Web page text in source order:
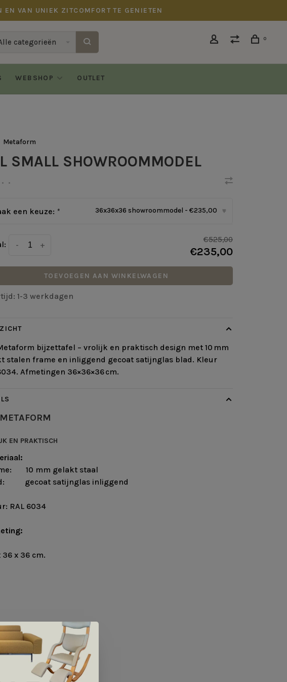
EN VAN UNIEK ZITCOMFORT TE GENIETEN
categorieën 0
WEBSHOP OUTLET
Metaform
SMALL SHOWROOMMODEL
• •
een keuze: * 36x36x36 showroommodel - €235,00 ▾
+
-
€525,00
€235,00
TOEVOEGEN AAN WINKELWAGEN
1-3 werkdagen
bijzettafel – vrolijk en praktisch design met 10 mm
stalen frame en inliggend gecoat satijnglas blad. Kleur
Afmetingen 36×36×36 cm.
EN PRAKTISCH
10 mm gelakt staal
gecoat satijnglas inliggend
RAL 6034
36 x 36 cm.